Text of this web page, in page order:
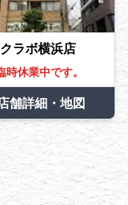
ラボ横浜店
時休業中です。
舗詳細・地図